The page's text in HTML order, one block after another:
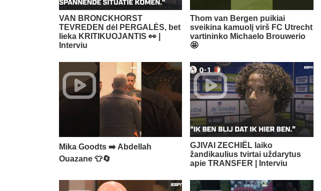
VAN BRONCKHORST
TEVREDEN dėl PERGALĖS, bet
lieka KRITIKUOJANTIS 👀 |
Interviu
Thom van Bergen puikiai
sveikina kamuolį virš FC Utrecht
vartininko Michaelo Brouwerio
🤩
Mika Goodts ➡️ Abdellah
Ouazane 👕🔄
GJIVAI ZECHIËL laiko
žandikaulius tvirtai uždarytus
apie TRANSFER | Interviu